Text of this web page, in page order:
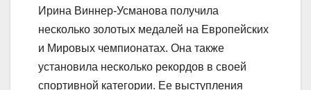
Ирина Виннер-Усманова получила
несколько золотых медалей на Европейских
и Мировых чемпионатах. Она также
установила несколько рекордов в своей
спортивной категории. Ее выступления